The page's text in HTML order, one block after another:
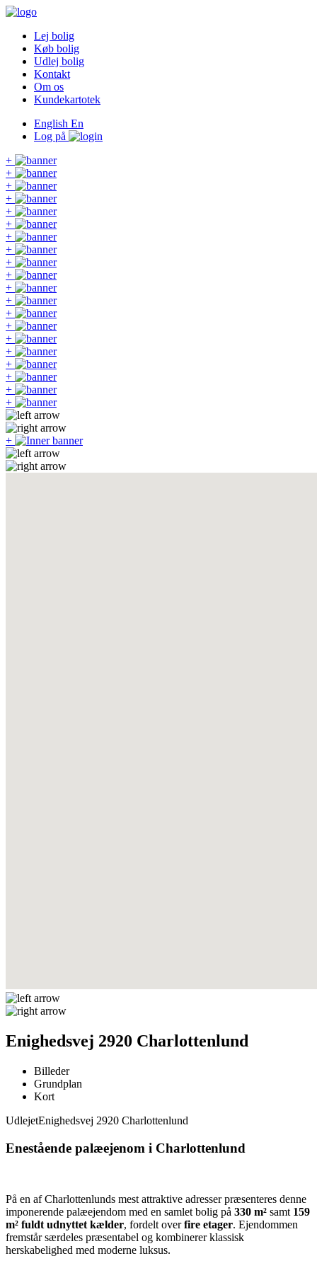
Lej bolig
Køb bolig
Udlej bolig
Kontakt
Om os
Kundekartotek
English En
Log på
+
+
+
+
+
+
+
+
+
+
+
+
+
+
+
+
+
+
+
+
+
Enighedsvej 2920 Charlottenlund
Billeder
Grundplan
Kort
UdlejetEnighedsvej 2920 Charlottenlund
Enestående palæejenom i Charlottenlund
På en af Charlottenlunds mest attraktive adresser præsenteres denne
imponerende palæejendom med en samlet bolig på 330 m² samt 159
m² fuldt udnyttet kælder, fordelt overfire etager. Ejendommen
fremstår særdeles præsentabel og kombinerer klassisk
herskabelighed med moderne luksus.